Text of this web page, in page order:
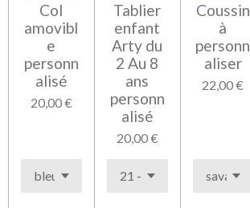
Col
amovibl
e
personn
alisé
20,00 €
Tablier
enfant
Arty du
2 Au 8
ans
personn
alisé
20,00 €
Coussin
à
personn
aliser
22,00 €